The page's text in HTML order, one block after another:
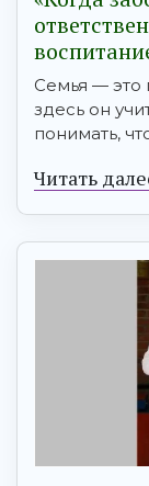
Семья — это
здесь он
понимать,
Читать